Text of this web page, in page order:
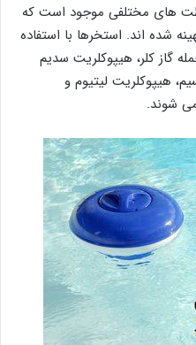
های مختلفی موجود است که
شده ‌اند. استخرها با استفاده
گاز کلر، هیپوکلریت سدیم
هیپوکلریت لیتیوم و
‌شوند.